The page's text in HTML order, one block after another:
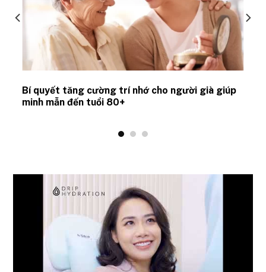
Bí quyết tăng cường trí nhớ cho người già giúp
minh mẫn đến tuổi 80+